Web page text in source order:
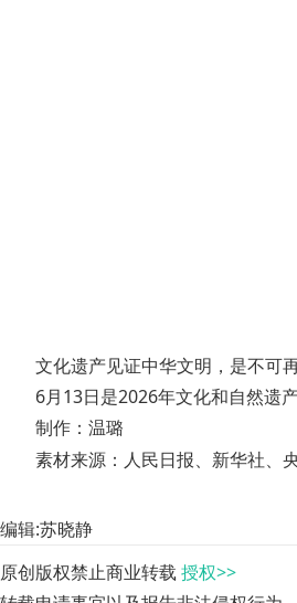
文化遗产见证中华文明，是不可
6月13日是2026年文化和自然遗
制作：温璐
素材来源：人民日报、新华社、
编辑:苏晓静
原创版权禁止商业转载 授权>>